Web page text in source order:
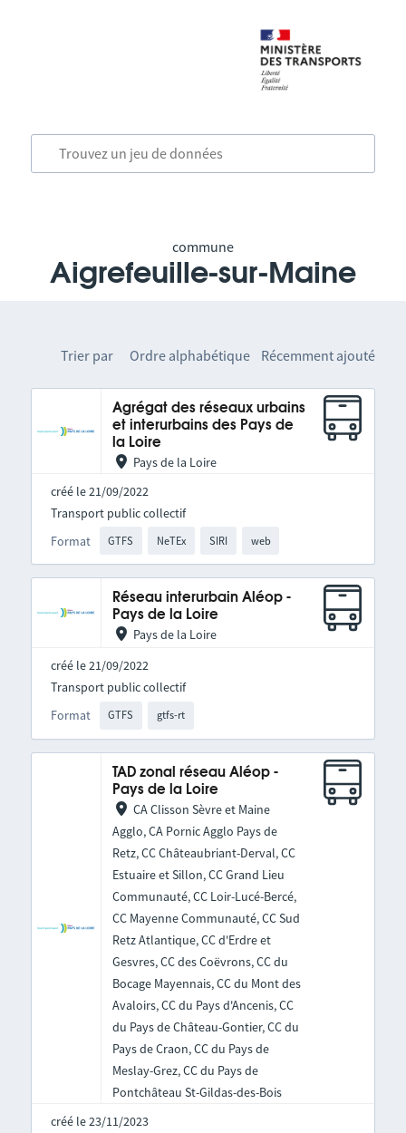
commune
Aigrefeuille-sur-Maine
Trier par Ordre alphabétique Récemment ajouté
Agrégat des réseaux urbains
et interurbains des Pays de
la Loire
Pays de la Loire
créé le 21/09/2022
Format GTFS NeTEx SIRI web
Transport public collectif
Réseau interurbain Aléop -
Pays de la Loire
Pays de la Loire
créé le 21/09/2022
Format GTFS gtfs-rt
Transport public collectif
TAD zonal réseau Aléop -
Pays de la Loire
CA Clisson Sèvre et Maine
Agglo, CA Pornic Agglo Pays de
Retz, CC Châteaubriant-Derval, CC
Estuaire et Sillon, CC Grand Lieu
Communauté, CC Loir-Lucé-Bercé,
CC Mayenne Communauté, CC Sud
Retz Atlantique, CC d'Erdre et
Gesvres, CC des Coëvrons, CC du
Bocage Mayennais, CC du Mont des
Avaloirs, CC du Pays d'Ancenis, CC
du Pays de Château-Gontier, CC du
Pays de Craon, CC du Pays de
Meslay-Grez, CC du Pays de
Pontchâteau St-Gildas-des-Bois
créé le 23/11/2023